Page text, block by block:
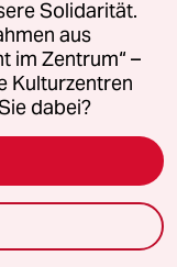
werden.Solidarität.
aus
im Zentrum“ –
Kulturzentren
dabei?